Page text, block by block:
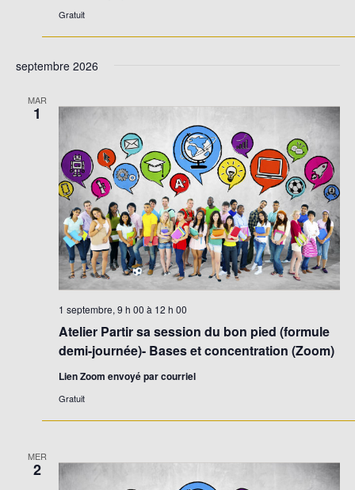
Gratuit
septembre 2026
MAR
1
Atelier Partir sa session du bon pied (formule
demi-journée)- Bases et concentration (Zoom)
1 septembre, 9 h 00 à 12 h 00
Lien Zoom envoyé par courriel
Gratuit
MER
2